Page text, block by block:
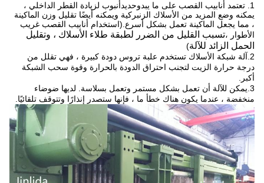
حديدأنبوب لزيادة القطر الداخلي ،
يمكنه وضع المزيد من الأسلاك الزنبركية ويمكنه أيضًا تقليل وزن الماكينة
، مما يجعل الماكينة تعمل بشكل أسرع.( استخدام أنابيب القصب غريب
الأطوار ، تسبب القليل من الضرر لطبقة طلاء الأسلاك ، وتقليل
الحمل الزائد للآلة)
2.آلة شبكة الأسلاك تستخدم علبة تروس دودة كبيرة ، فهي تقلل من
درجة حرارة الزيت لتجنب احتراق الدودة بالحرارة وقوة سحب الشبكة
أكبر.
3.يمكن للآلة أن تعمل بشكل مستمر وتعمل بسلاسة. لديها ضوضاء
منخفضة ، عندما يكون هناك خطأ ما ، فإنها ستصدر إنذارًا وتتوقف تلقائيًا.